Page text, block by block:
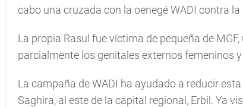
cabo una cruzada con la oenegé WADI contra
La propia Rasul fue víctima de pequeña de
parcialmente los genitales externos femeninos
La campaña de WADI ha ayudado a reducir
Saghira, al este de la capital regional, Erbil. Ya